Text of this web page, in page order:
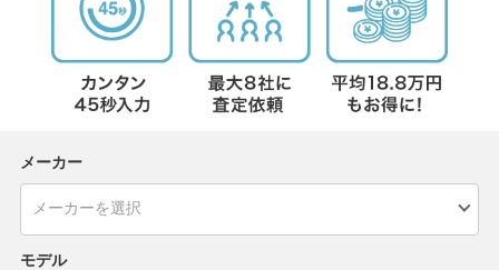
メーカー
モデル